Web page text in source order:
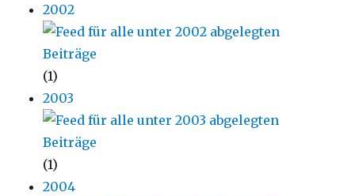
2002
(1)
2003
(1)
2004